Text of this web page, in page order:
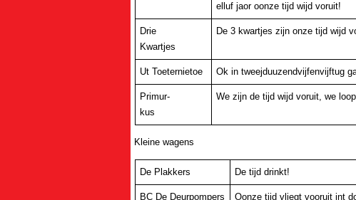
elluf jaor oonze tijd wijd voruit!
Drie
Kwartjes
De 3 kwartjes zijn onze tijd wijd
Ut Toeternietoe Ok in tweejduuzendvijfenvijftug
Primur-
kus
We zijn de tijd wijd voruit, we
Kleine wagens
De Plakkers De tijd drinkt!
BC De Deurpompers Oonze tijd vliegt vooruit int